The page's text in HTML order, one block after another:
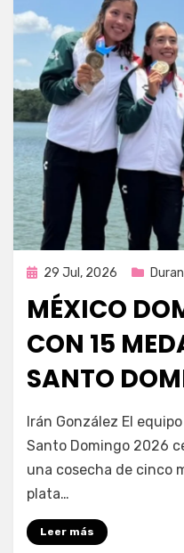
Publicada
29 Jul, 2026
MÉXICO
CON 15
SANTO
por Fernando Miranda
Irán González El
Santo Domingo 2026
una cosecha de cinco
plata…
Leer más